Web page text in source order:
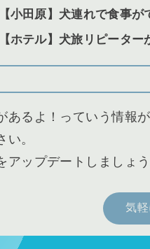
【小田原】犬連れで食事
【ホテル】犬旅リピータ
あるよ！っていう情報
い。
アップデートしましょう
気軽